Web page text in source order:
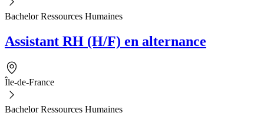
Bachelor Ressources Humaines
Assistant RH (H/F) en alternance
Île-de-France
Bachelor Ressources Humaines